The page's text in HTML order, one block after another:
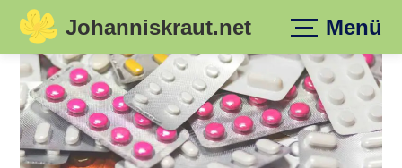
Skip
content
Johanniskraut.net Menü